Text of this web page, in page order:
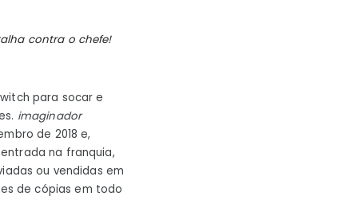
contra o chefe!
para socar e
imaginador
de 2018 e,
na franquia,
ou vendidas em
de cópias em todo